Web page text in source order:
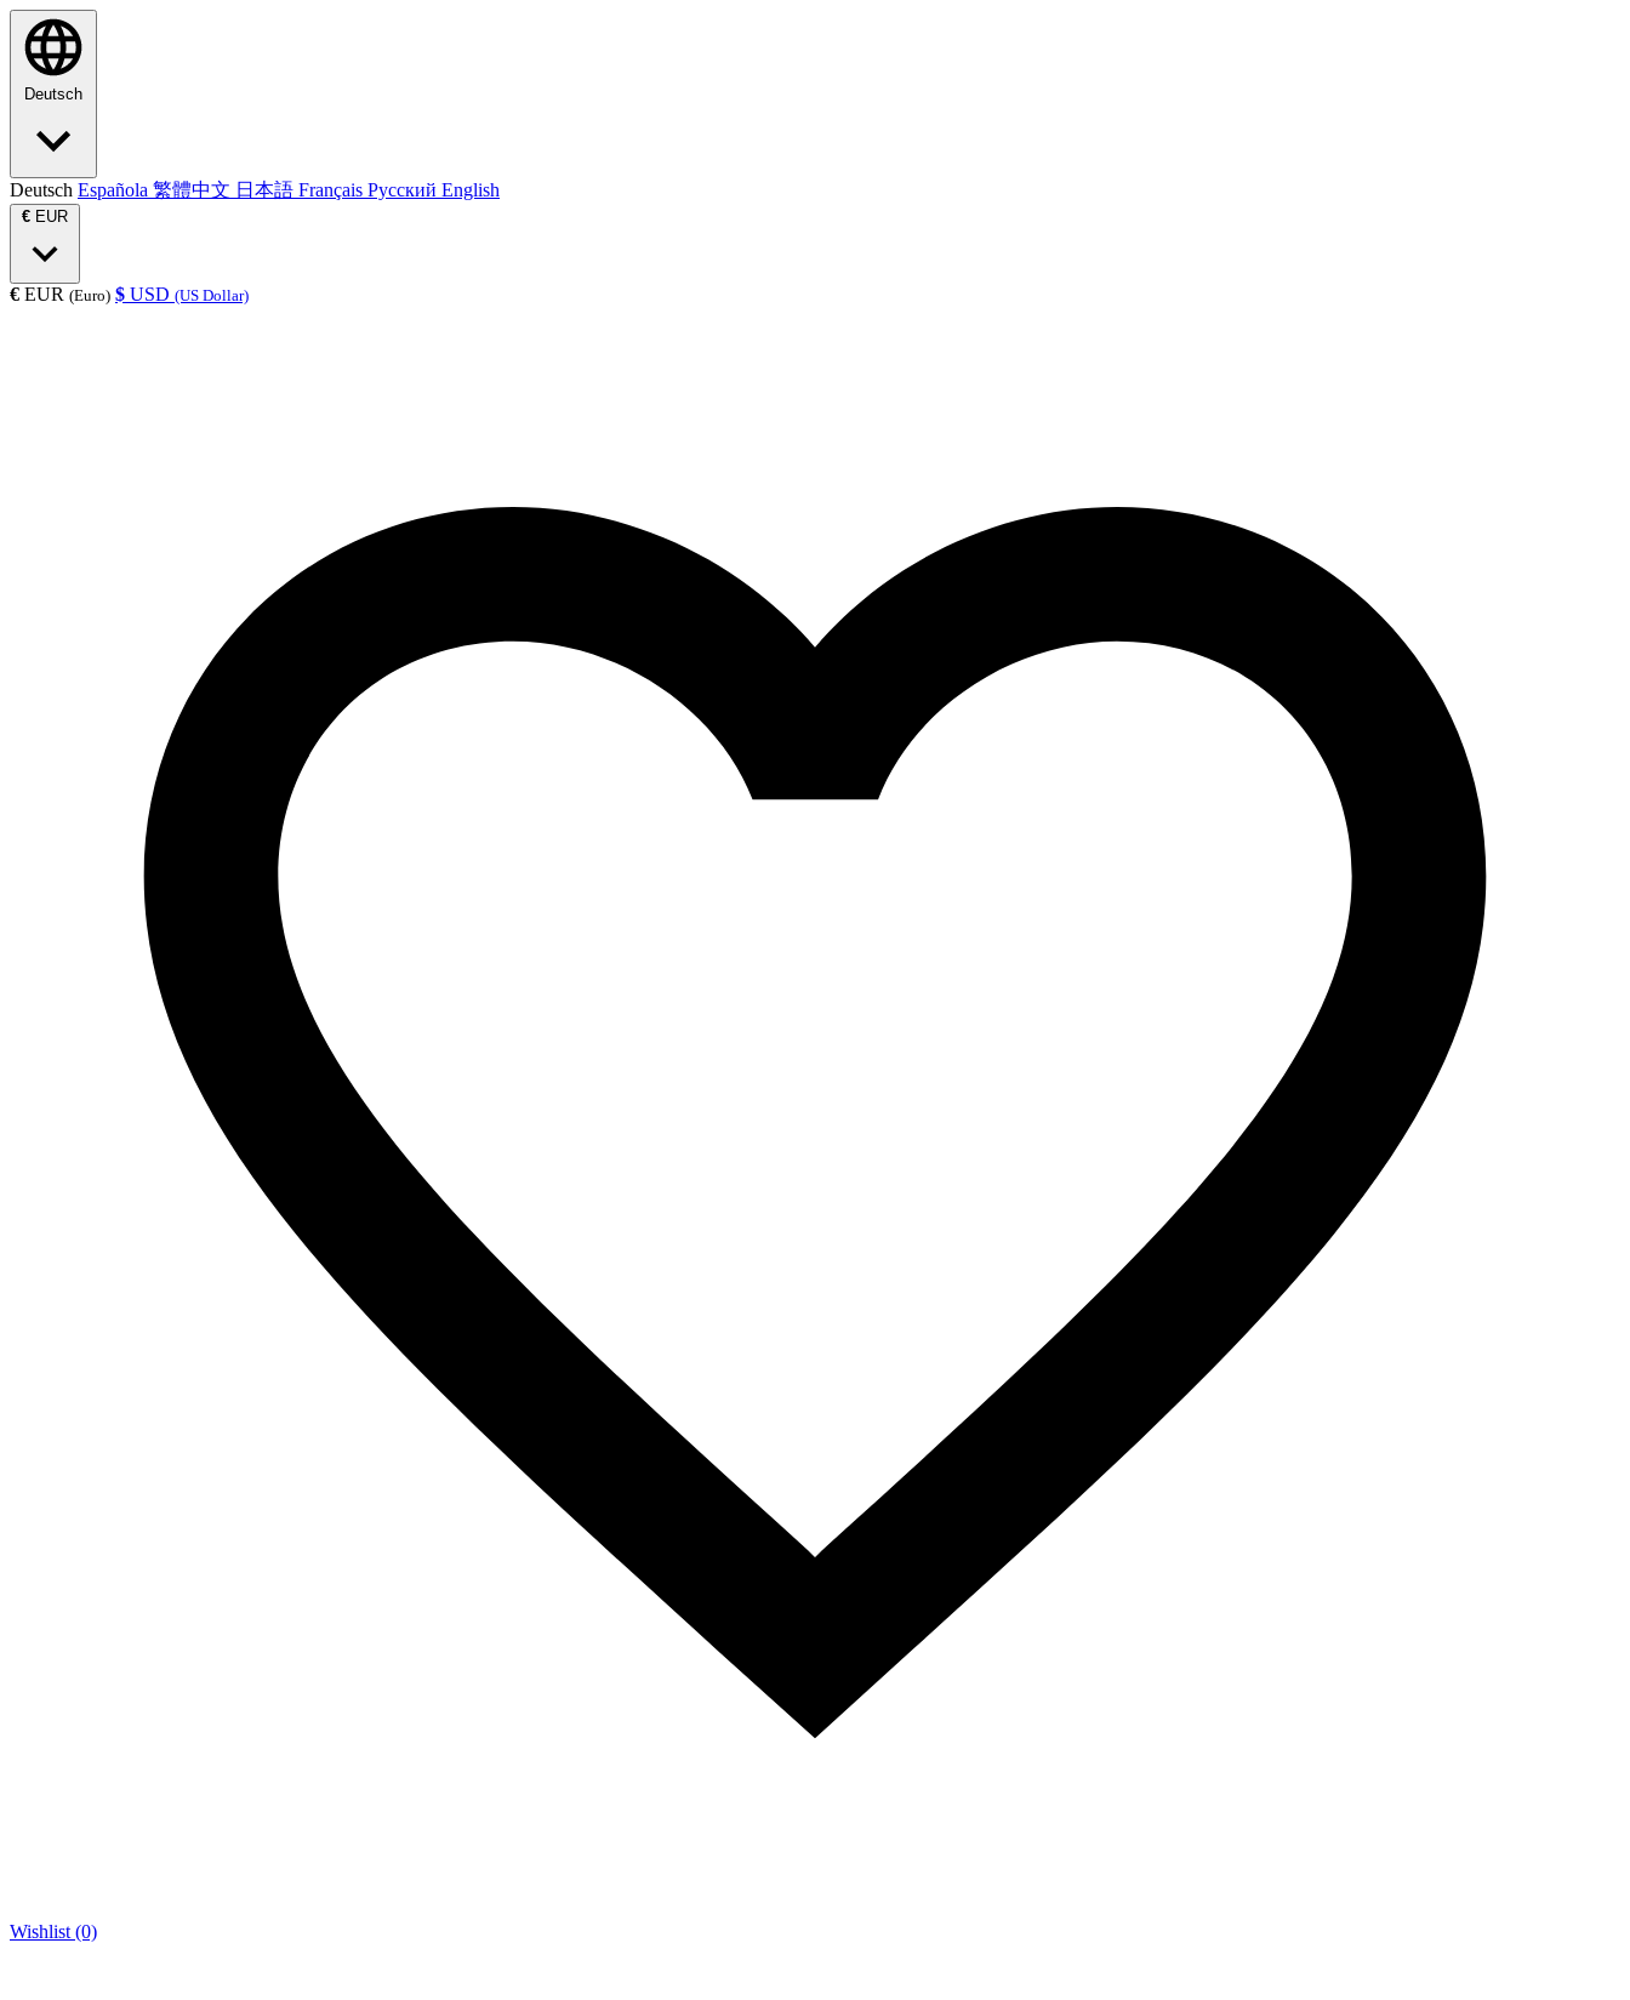
Deutsch
Deutsch Española 繁體中文 日本語 Français Русский English
€ EUR
€ EUR (Euro) $ USD (US Dollar)
Wishlist (0)